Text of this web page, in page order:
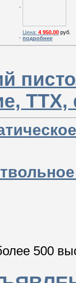
Цена: 4 950,00 руб.
подробнее
ТТХ,
500